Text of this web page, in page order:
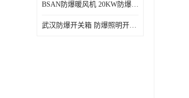
BSAN防爆暖风机 20KW防爆工业暖风机
武汉防爆开关箱 防爆照明开关箱厂家